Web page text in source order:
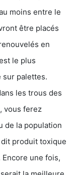
moins entre le
être placés
en
le plus
sur palettes.
les trous des
vous ferez
de la population
produit toxique
une fois,